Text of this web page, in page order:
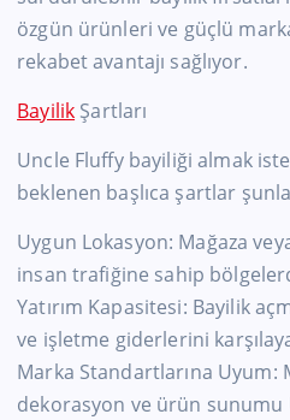
özgün ürünleri ve güçlü
rekabet avantajı sağlıyor.
Bayilik Şartları
Uncle Fluffy bayiliği almak
beklenen başlıca şartlar
Uygun Lokasyon: Mağaza
insan trafiğine sahip
Yatırım Kapasitesi: Bayilik
ve işletme giderlerini
Marka Standartlarına Uyum:
dekorasyon ve ürün sunumu